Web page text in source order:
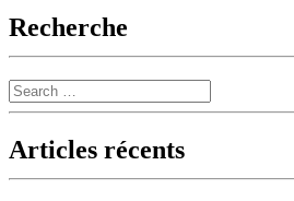
Recherche
Search
Articles récents